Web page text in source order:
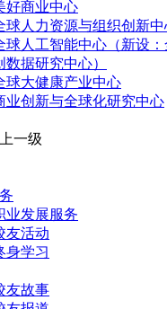
好商业中心
球人力资源与组织创新中
球人工智能中心（新设
数据研究中心）
球大健康产业中心
业创新与全球化研究中心
业发展服务
友活动
身学习
友故事